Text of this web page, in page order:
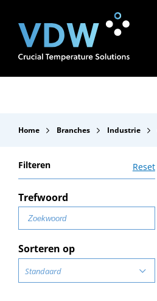
Branches
Home Branches Industrie
Filteren
Trefwoord
Reset
Sorteren op
Standaard